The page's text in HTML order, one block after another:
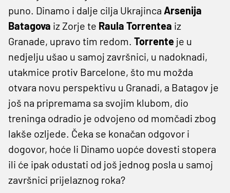
puno. Dinamo i dalje cilja Ukrajinca Arsenija
Batagova iz Zorje te Raula Torrentea iz
Granade, upravo tim redom. Torrente je u
nedjelju ušao u samoj završnici, u nadoknadi,
utakmice protiv Barcelone, što mu možda
otvara novu perspektivu u Granadi, a Batagov je
još na pripremama sa svojim klubom, dio
treninga odradio je odvojeno od momčadi zbog
lakše ozljede. Čeka se konačan odgovor i
dogovor, hoće li Dinamo uopće dovesti stopera
ili će ipak odustati od još jednog posla u samoj
završnici prijelaznog roka?